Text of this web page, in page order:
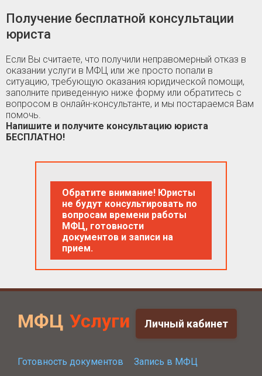
Получение бесплатной консультации
юриста
Если Вы считаете, что получили неправомерный отказ в
оказании услуги в МФЦ или же просто попали в
ситуацию, требующую оказания юридической помощи,
заполните приведенную ниже форму или обратитесь с
вопросом в онлайн-консультанте, и мы постараемся Вам
помочь.
Напишите и получите консультацию юриста
БЕСПЛАТНО!
Обратите внимание! Юристы
не будут консультировать по
вопросам времени работы
МФЦ, готовности
документов и записи на
прием.
МФЦ Услуги Личный кабинет
Готовность документов
Запись в МФЦ